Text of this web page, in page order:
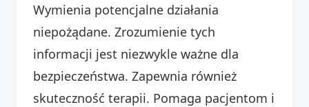
Wymienia potencjalne działania
niepożądane. Zrozumienie tych
informacji jest niezwykle ważne dla
bezpieczeństwa. Zapewnia również
skuteczność terapii. Pomaga pacjentom i